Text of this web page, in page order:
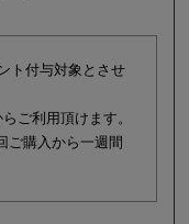
ト付与対象とさせ
ご利用頂けます。
ご購入から一週間